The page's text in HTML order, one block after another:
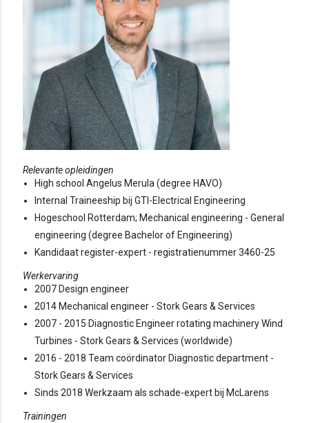
Relevante opleidingen
High school Angelus Merula (degree HAVO)
Internal Traineeship bij GTI-Electrical Engineering
Hogeschool Rotterdam; Mechanical engineering - General
engineering (degree Bachelor of Engineering)
Kandidaat register-expert - registratienummer 3460-25
Werkervaring
2007 Design engineer
2014 Mechanical engineer - Stork Gears & Services
2007 - 2015 Diagnostic Engineer rotating machinery Wind
Turbines - Stork Gears & Services (worldwide)
2016 - 2018 Team coördinator Diagnostic department -
Stork Gears & Services
Sinds 2018 Werkzaam als schade-expert bij McLarens
Trainingen